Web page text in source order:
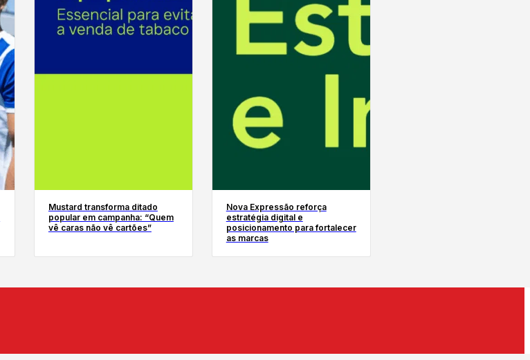
Mustard transforma ditado
popular em campanha: “Quem
vê caras não vê cartões”
Nova Expressão reforça
estratégia digital e
posicionamento para fortalecer
as marcas